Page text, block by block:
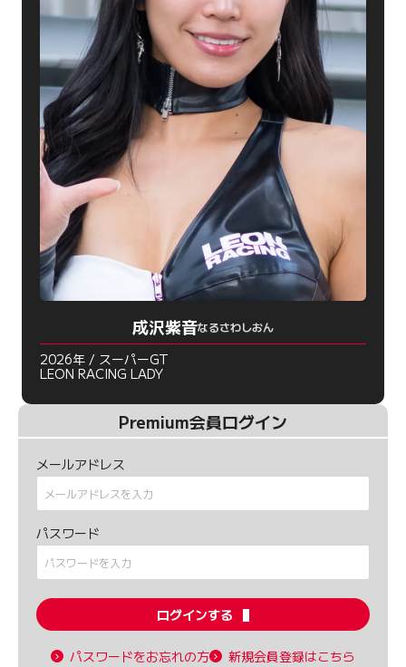
成沢紫音なるさわしおん
2026年 / スーパーGT
LEON RACING LADY
Premium会員ログイン
メールアドレス
パスワード
ログインする
パスワードをお忘れの方 新規会員登録はこちら